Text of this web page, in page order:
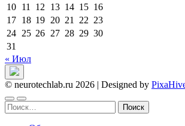
10 11 12 13 14 15 16
17 18 19 20 21 22 23
24 25 26 27 28 29 30
31
« Июл
© neurotechlab.ru 2026 | Designed by
Найти: